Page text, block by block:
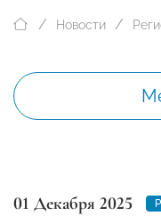
Новости
01 Декабря 2025